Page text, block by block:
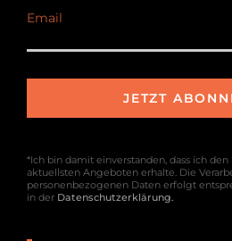
Email
*Ich bin damit einverstanden, dass ich
aktuellsten Angeboten erhalte. Die
personenbezogenen Daten erfolgt
in der Datenschutzerklärung.